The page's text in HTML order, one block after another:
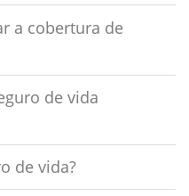
a cobertura de
de vida
de vida?